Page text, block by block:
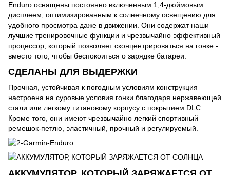
Enduro оснащены постоянно включенным 1,4-дюймовым
дисплеем, оптимизированным к солнечному освещению для
удобного просмотра даже в движении. Они содержат наши
лучшие тренировочные функции и чрезвычайно эффективный
процессор, который позволяет сконцентрироваться на гонке -
вместо того, чтобы беспокоиться о зарядке батареи.
СДЕЛАНЫ ДЛЯ ВЫДЕРЖКИ
Прочная, устойчивая к погодным условиям конструкция
настроена на суровые условия гонки благодаря нержавеющей
стали или легкому титановому корпусу с покрытием DLC.
Кроме того, они имеют чрезвычайно легкий спортивный
ремешок-петлю, эластичный, прочный и регулируемый.